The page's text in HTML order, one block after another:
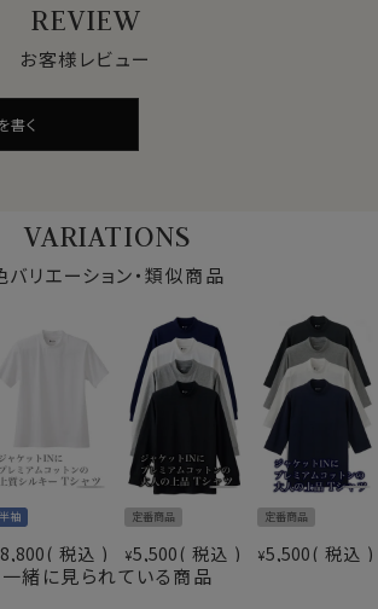
ャージーウール 半袖Tシャツ
アルでも、品格と快適さを両立する
ジャージーウール 半袖Tシャツの特
（約17.5μm）×ZQ認定メリノ
ャージー：上品なドレープと扱いや
に強い・臭いにくい・ストレッチ
め-
オイが気になる方
回数を減らしたい方
レる/シワになる/だらしなく見えるの
ニュージーランド産
100%
ｓ・ZQ認定ウール）
Activ
特性としての防しわ性は
態安定加工無し）
シャブル
REVIEW
お客様レビュー
書く
VARIATIONS
バリエーション・類似商品
半袖
8,800 税込
定番商品
¥5,500 税込
定番商品
¥5,500 税込
一緒に見られている商品